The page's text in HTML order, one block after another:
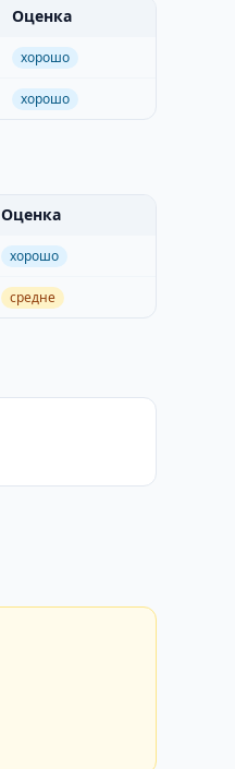
Оценка
хорошо
хорошо
Оценка
хорошо
средне